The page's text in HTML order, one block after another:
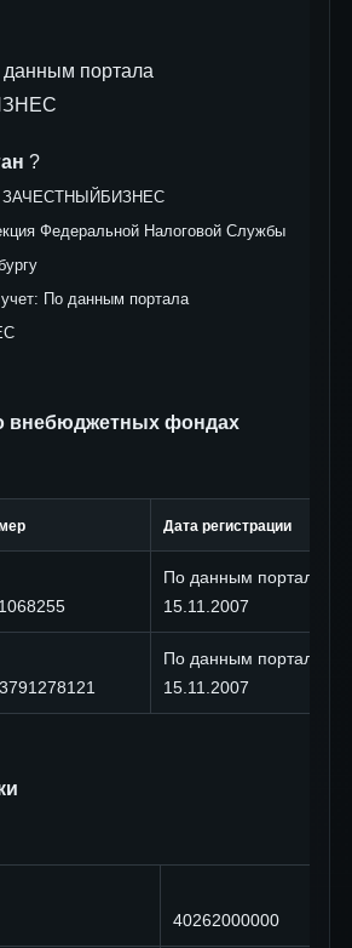
портала
?
ЗАЧЕСТНЫЙБИЗНЕС
Федеральной Налоговой Службы
По данным портала
внебюджетных фондах
Дата регистрации
По данным портала
15.11.2007
По данным портала
15.11.2007
40262000000